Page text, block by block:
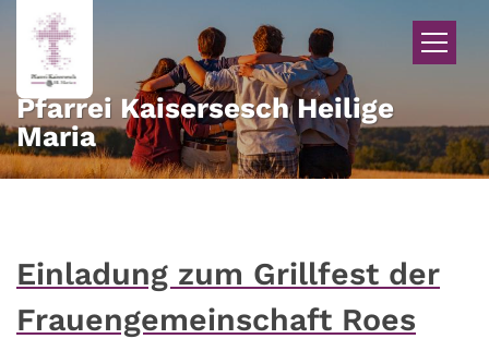
Zum Inhalt springen
Pfarrei Kaisersesch Heilige
Maria
Einladung zum Grillfest der
Frauengemeinschaft Roes